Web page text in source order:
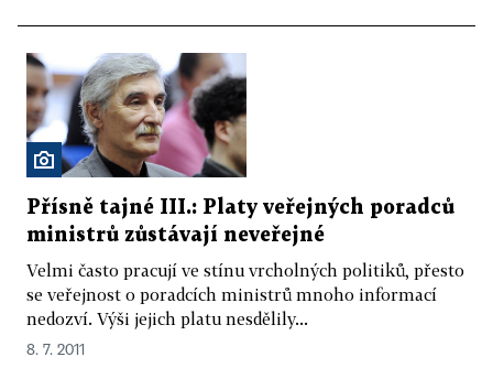
Přísně tajné III.: Platy veřejných poradců
ministrů zůstávají neveřejné
Velmi často pracují ve stínu vrcholných politiků, přesto
se veřejnost o poradcích ministrů mnoho informací
nedozví. Výši jejich platu nesdělily...
8. 7. 2011